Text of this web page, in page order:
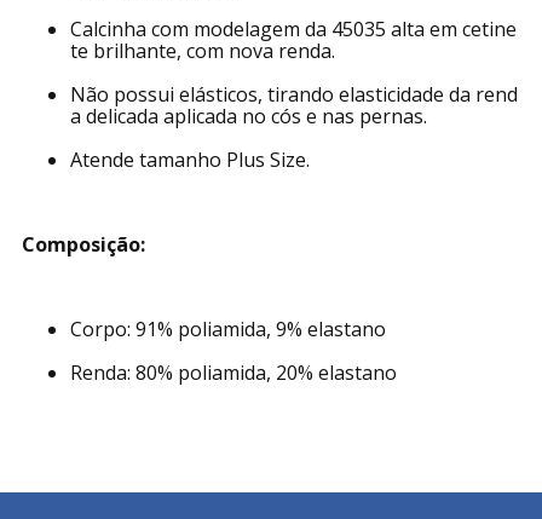
Calcinha com modelagem da 45035 alta em cetine
te brilhante, com nova renda.
Não possui elásticos, tirando elasticidade da rend
a delicada aplicada no cós e nas pernas.
Atende tamanho Plus Size.
Composição:
Corpo: 91% poliamida, 9% elastano
Renda: 80% poliamida, 20% elastano